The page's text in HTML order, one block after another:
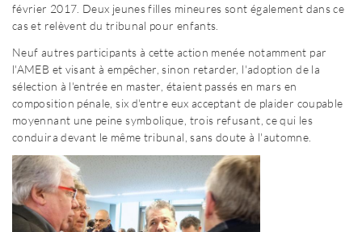
février 2017. Deux jeunes filles mineures sont également dans ce
cas et relèvent du tribunal pour enfants.
Neuf autres participants à cette action menée notamment par
l'AMEB et visant à empêcher, sinon retarder, l'adoption de la
sélection à l'entrée en master, étaient passés en mars en
composition pénale, six d'entre eux acceptant de plaider coupable
moyennant une peine symbolique, trois refusant, ce qui les
conduira devant le même tribunal, sans doute à l'automne.